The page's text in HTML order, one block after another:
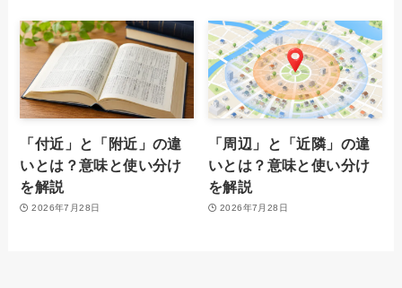
「付近」と「附近」の違
いとは？意味と使い分け
を解説
2026年7月28日
「周辺」と「近隣」の違
いとは？意味と使い分け
を解説
2026年7月28日